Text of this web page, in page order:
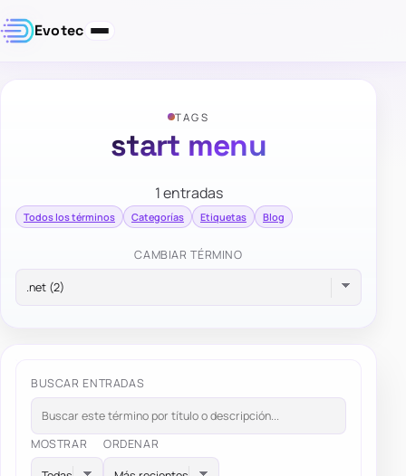
Evotec
TAGS
start menu
1 entradas
Todos los términos Categorías Etiquetas Blog
CAMBIAR TÉRMINO
BUSCAR ENTRADAS
MOSTRAR ORDENAR